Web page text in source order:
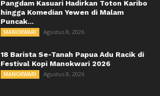
Pangdam Kasuari Hadirkan Toton Karibo
hingga Komedian Yewen di Malam
Puncak...
MANOKWARI Agustus 8, 2026
18 Barista Se-Tanah Papua Adu Racik di
Festival Kopi Manokwari 2026
MANOKWARI Agustus 8, 2026